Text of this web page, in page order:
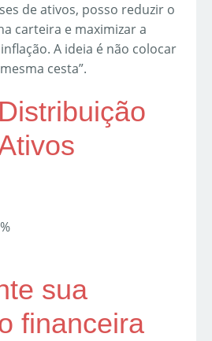
de ativos, posso reduzir o
carteira e maximizar a
A ideia é não colocar
cesta”.
sua
financeira